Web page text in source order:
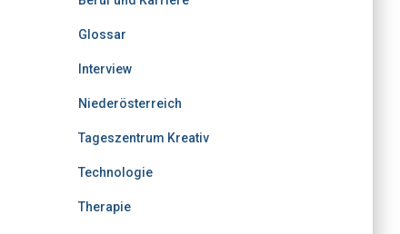
Glossar
Interview
Niederösterreich
Tageszentrum Kreativ
Technologie
Therapie